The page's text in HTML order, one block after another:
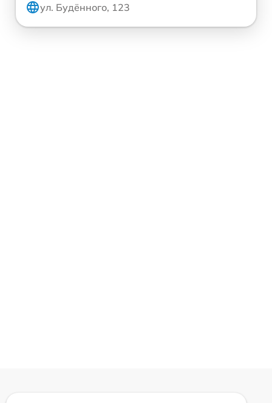
ул. Будённого, 123